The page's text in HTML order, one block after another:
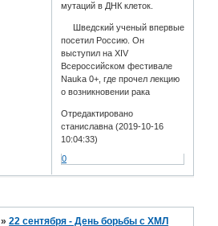
мутаций в ДНК клеток.
Шведский ученый впервые
посетил Россию. Он
выступил на XIV
Всероссийском фестивале
Nauka 0+, где прочел лекцию
о возникновении рака
Отредактировано
станиславна (2019-10-16
10:04:33)
0
»22 сентября - День борьбы с ХМЛ